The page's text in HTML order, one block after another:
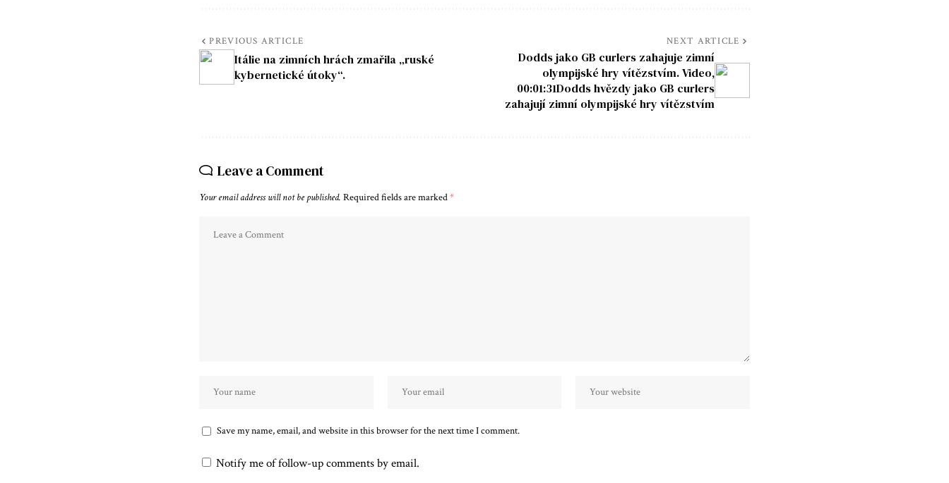
PREVIOUS ARTICLE
Itálie na zimních hrách zmařila „ruské
kybernetické útoky“.
NEXT ARTICLE
Dodds jako GB curlers zahajuje zimní
olympijské hry vítězstvím. Video,
00:01:31Dodds hvězdy jako GB curlers
zahajují zimní olympijské hry vítězstvím
Leave a Comment
Your email address will not be published. Required fields are marked*
Save my name, email, and website in this browser for the next time I comment.
Notify me of follow-up comments by email.